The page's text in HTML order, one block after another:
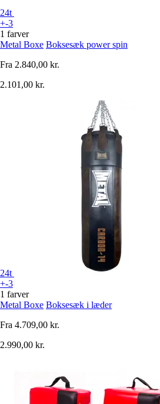
24t
+-3
1 farver
Metal Boxe Boksesæk power spin
Fra 2.840,00 kr.
2.101,00 kr.
24t
+-3
1 farver
Metal Boxe Boksesæk i læder
Fra 4.709,00 kr.
2.990,00 kr.